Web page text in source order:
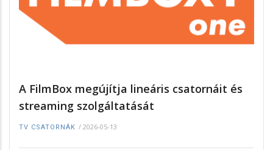
A FilmBox megújítja lineáris csatornáit és
streaming szolgáltatását
TV CSATORNÁK / 2026-05-13